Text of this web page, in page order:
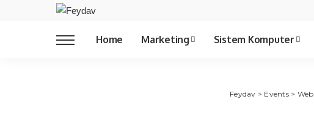
Home Marketing Sistem Komputer
Feydav > Events>